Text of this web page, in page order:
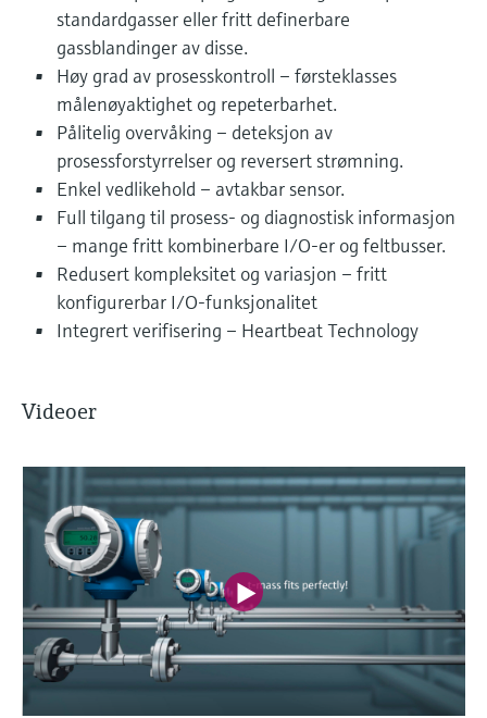
standardgasser eller fritt definerbare
gassblandinger av disse.
Høy grad av prosesskontroll – førsteklasses
målenøyaktighet og repeterbarhet.
Pålitelig overvåking – deteksjon av
prosessforstyrrelser og reversert strømning.
Enkel vedlikehold – avtakbar sensor.
Full tilgang til prosess- og diagnostisk informasjon
– mange fritt kombinerbare I/O-er og feltbusser.
Redusert kompleksitet og variasjon – fritt
konfigurerbar I/O-funksjonalitet
Integrert verifisering – Heartbeat Technology
Videoer